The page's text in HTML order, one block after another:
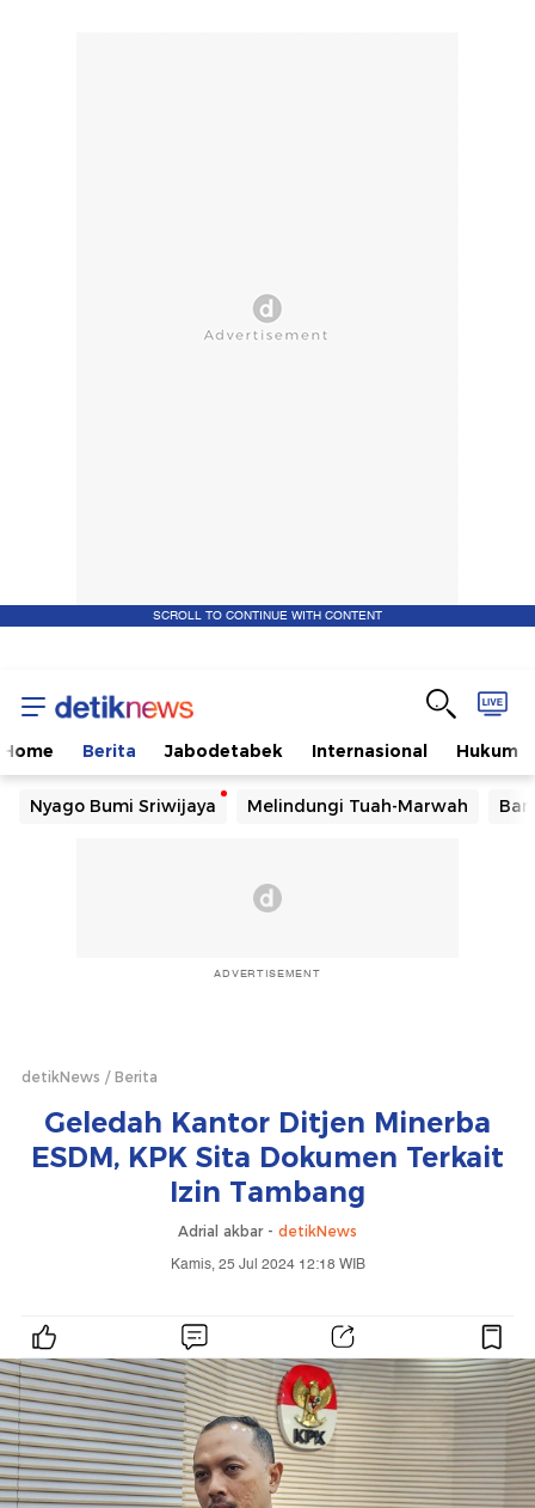
SCROLL TO CONTINUE WITH CONTENT
Home Berita Jabodetabek Internasional Hukum
Nyago Bumi Sriwijaya Melindungi Tuah-Marwah
ADVERTISEMENT
detikNews Berita
Geledah Kantor Ditjen Minerba
ESDM, KPK Sita Dokumen Terkait
Izin Tambang
Adrial akbar - detikNews
Kamis, 25 Jul 2024 12:18 WIB